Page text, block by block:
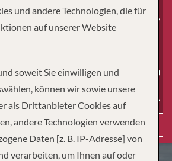
Suchen
und andere Technologien, die für
auf unserer Website
soweit Sie einwilligen und
können wir sowie unsere
als Drittanbieter Cookies auf
andere Technologien verwenden
Daten [z. B. IP-Adresse] von
verarbeiten, um Ihnen auf oder